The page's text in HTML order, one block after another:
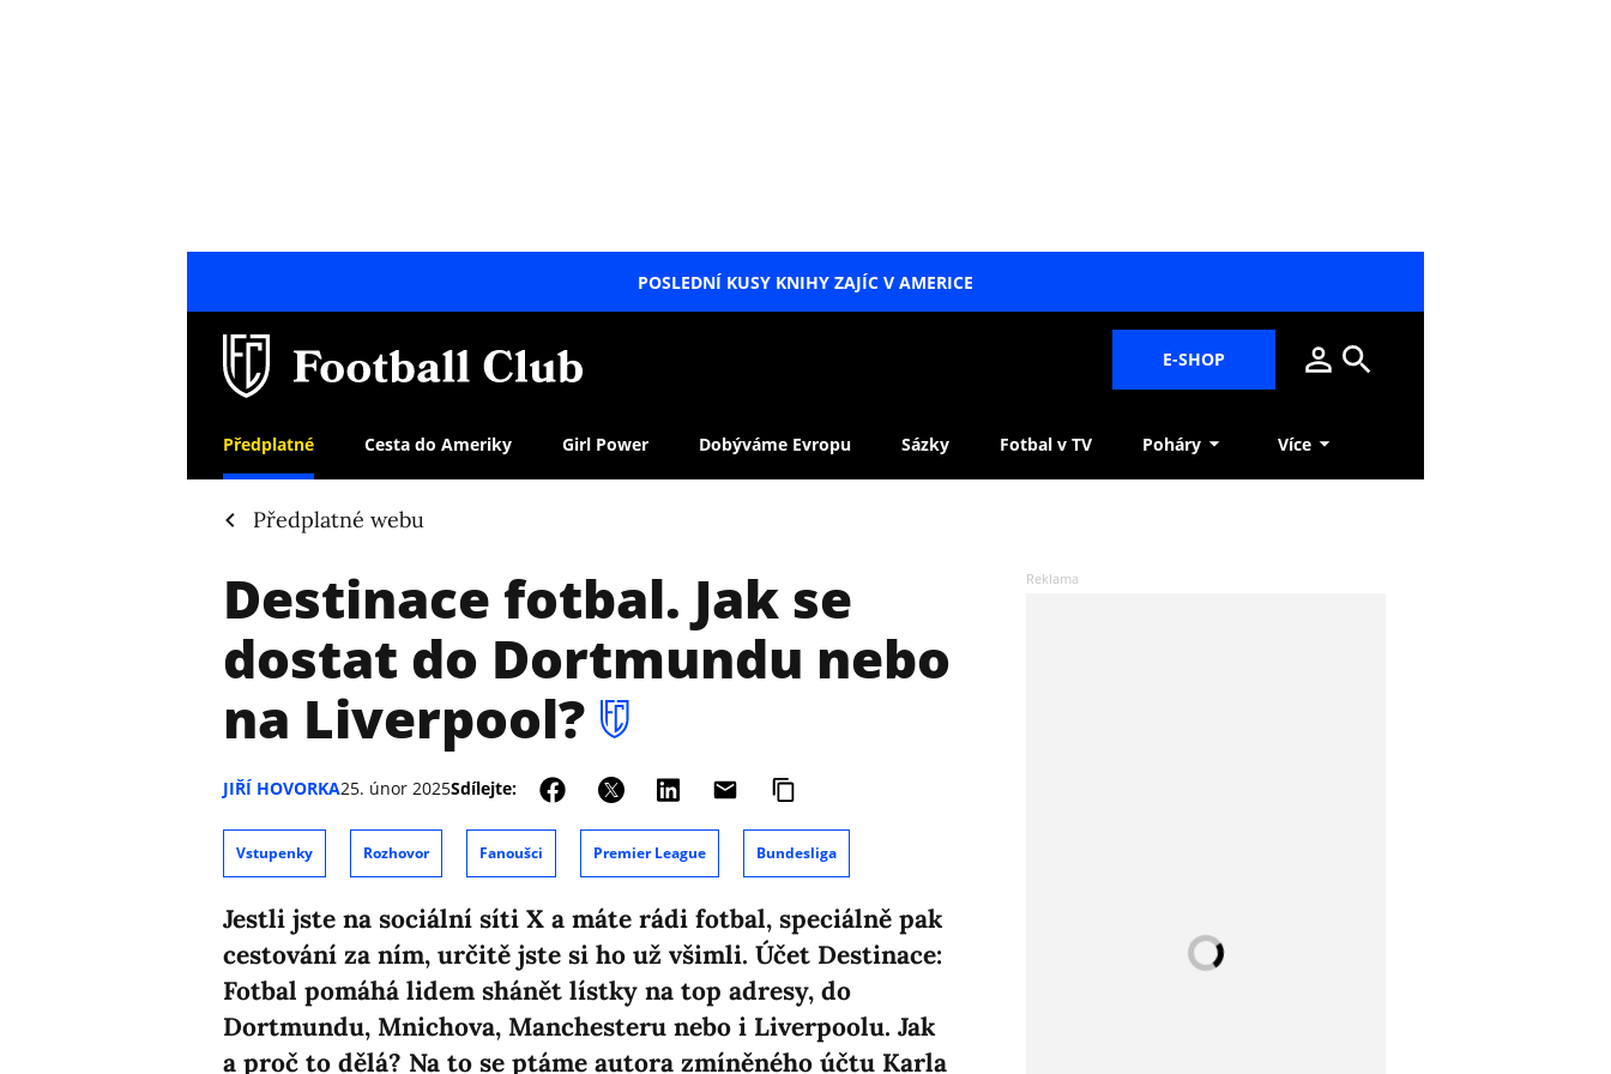
POSLEDNÍ KUSY KNIHY ZAJÍC V AMERICE
E-SHOP
Předplatné Cesta do Ameriky Girl Power Dobýváme Evropu Sázky Fotbal v TV Poháry Více
Předplatné webu
Destinace fotbal. Jak se
dostat do Dortmundu nebo
na Liverpool?
JIŘÍ HOVORKA25. únor 2025Sdílejte:
Vstupenky Rozhovor Fanoušci Premier League Bundesliga
Jestli jste na sociální síti X a máte rádi fotbal, speciálně pak
cestování za ním, určitě jste si ho už všimli. Účet Destinace:
Fotbal pomáhá lidem shánět lístky na top adresy, do
Dortmundu, Mnichova, Manchesteru nebo i Liverpoolu. Jak
a proč to dělá? Na to se ptáme autora zmíněného účtu Karla